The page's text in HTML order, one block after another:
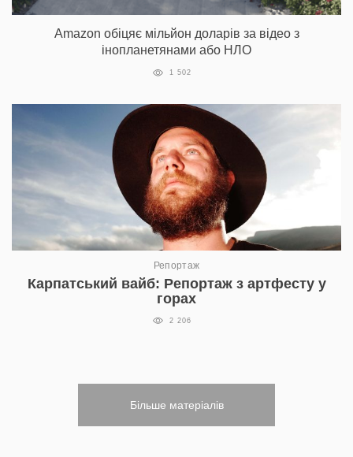
Amazon обіцяє мільйон доларів за відео з
інопланетянами або НЛО
1 502
Репортаж
Карпатський вайб: Репортаж з артфесту у
горах
2 206
Більше матеріалів